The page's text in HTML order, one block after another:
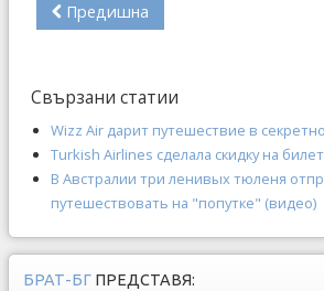
Предишна
Свързани статии
Wizz Air дарит путешествие в
Turkish Airlines сделала скидку на
В Австралии три ленивых тюленя
путешествовать на "попутке" (видео)
БРАТ-БГ ПРЕДСТАВЯ: